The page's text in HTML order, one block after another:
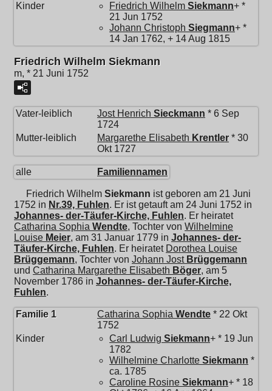
Kinder
Friedrich Wilhelm Siekmann+ *
21 Jun 1752
Johann Christoph Siegmann+ *
14 Jan 1762, + 14 Aug 1815
Friedrich Wilhelm Siekmann
m, * 21 Juni 1752
Vater-leiblich Jost Henrich Sieckmann * 6 Sep
1724
Mutter-leiblich
Margarethe Elisabeth Krentler * 30
Okt 1727
alle Familiennamen
Friedrich Wilhelm Siekmann ist geboren am 21 Juni
1752 in Nr.39, Fuhlen. Er ist getauft am 24 Juni 1752 in
Johannes- der-Täufer-Kirche, Fuhlen. Er heiratet
Catharina Sophia Wendte, Tochter von Wilhelmine
Louise Meier, am 31 Januar 1779 in Johannes- der-
Täufer-Kirche, Fuhlen. Er heiratet Dorothea Louise
Brüggemann, Tochter von Johann Jost Brüggemann
und Catharina Margarethe Elisabeth Böger, am 5
November 1786 in Johannes- der-Täufer-Kirche,
Fuhlen.
Familie 1 Catharina Sophia Wendte * 22 Okt
1752
Kinder
Carl Ludwig Siekmann+ * 19 Jun
1782
Wilhelmine Charlotte Siekmann *
ca. 1785
Caroline Rosine Siekmann+ * 18